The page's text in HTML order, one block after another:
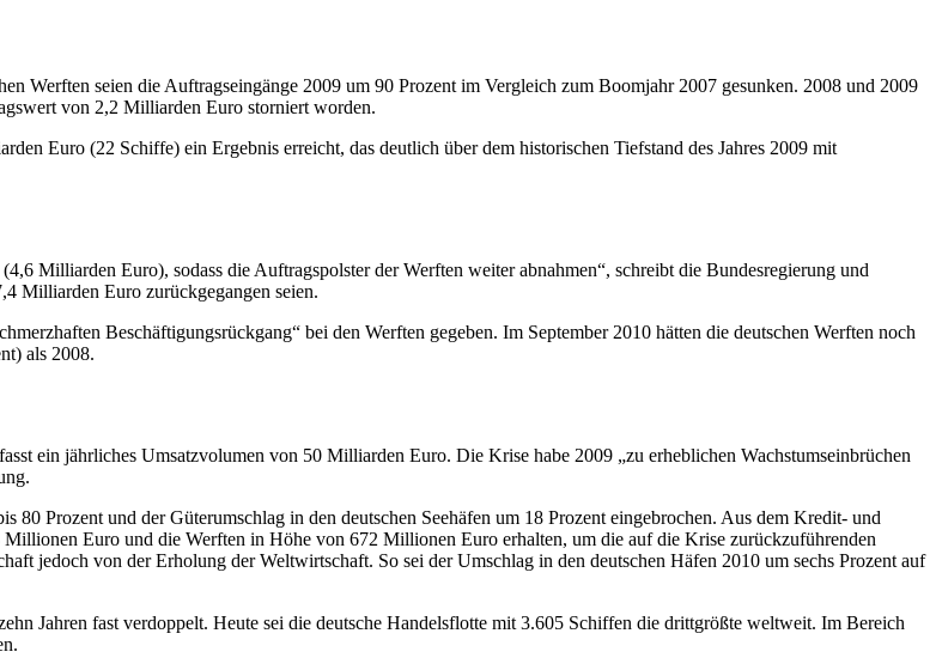
Werften seien die Auftragseingänge 2009 um 90 Prozent im Vergleich zum Boomjahr 2007 gesunken. 2008 und 2009
von 2,2 Milliarden Euro storniert worden.
Euro (22 Schiffe) ein Ergebnis erreicht, das deutlich über dem historischen Tiefstand des Jahres 2009 mit
Milliarden Euro), sodass die Auftragspolster der Werften weiter abnahmen“, schreibt die Bundesregierung und
Milliarden Euro zurückgegangen seien.
Beschäftigungsrückgang“ bei den Werften gegeben. Im September 2010 hätten die deutschen Werften noch
als 2008.
ein jährliches Umsatzvolumen von 50 Milliarden Euro. Die Krise habe 2009 „zu erheblichen Wachstumseinbrüchen
80 Prozent und der Güterumschlag in den deutschen Seehäfen um 18 Prozent eingebrochen. Aus dem Kredit- und
Euro und die Werften in Höhe von 672 Millionen Euro erhalten, um die auf die Krise zurückzuführenden
jedoch von der Erholung der Weltwirtschaft. So sei der Umschlag in den deutschen Häfen 2010 um sechs Prozent auf
Jahren fast verdoppelt. Heute sei die deutsche Handelsflotte mit 3.605 Schiffen die drittgrößte weltweit. Im Bereich